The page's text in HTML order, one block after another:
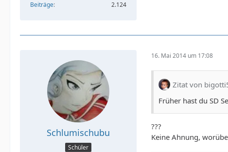
Beiträge 2.124
Schlumischubu
Schüler
16. Mai 2014 um 17:08
Zitat von
Früher hast du SD
???
Keine Ahnung,